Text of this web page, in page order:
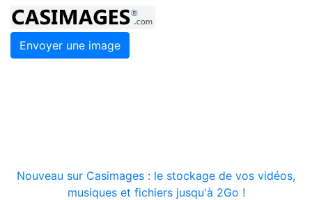
Envoyer une image
Nouveau sur Casimages : le stockage de vos vidéos,
musiques et fichiers jusqu'à 2Go !